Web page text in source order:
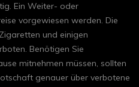
Ein Weiter- oder
vorgewiesen werden. Die
und einigen
Benötigen Sie
mitnehmen müssen, sollten
genauer über verbotene